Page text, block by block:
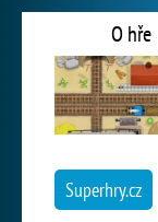
O hře
Superhry.cz